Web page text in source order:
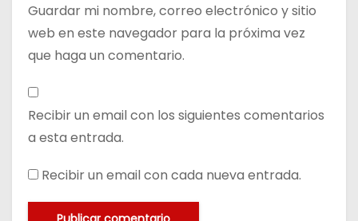
Guardar mi nombre, correo electrónico y sitio
web en este navegador para la próxima vez
que haga un comentario.
Recibir un email con los siguientes comentarios
a esta entrada.
Recibir un email con cada nueva entrada.